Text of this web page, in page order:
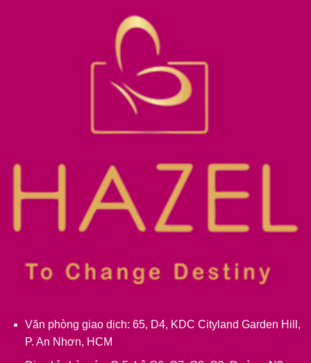
Văn phòng giao dịch: 65, D4, KDC Cityland Garden Hill,
P. An Nhơn, HCM